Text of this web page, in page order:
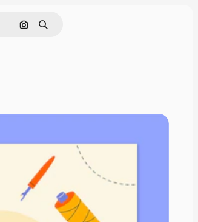
画像で検索
検索